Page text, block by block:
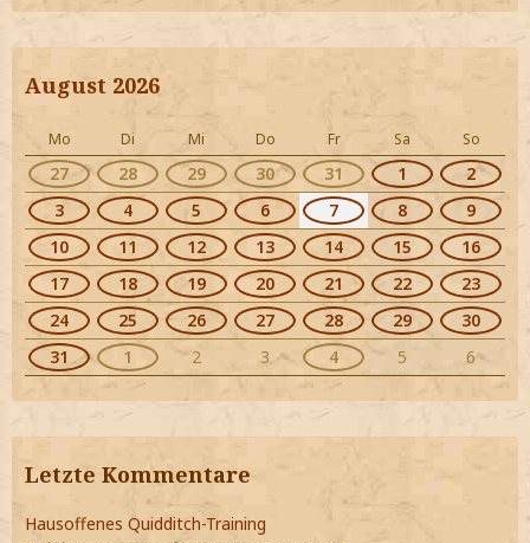
August 2026
Mo Di Mi Do Fr Sa So
27 28 29 30 31 1
2
3
4 5 6 7 8
9
10
11 12 13 14 15
16
17
18 19 20 21 22
23
24
25 26 27 28 29
30
31
1 2 3 4 5 6
Letzte Kommentare
Hausoffenes Quidditch-Training